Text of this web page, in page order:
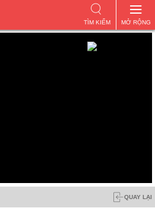
MỞ RỘNG
TÌM KIẾM
QUAY LẠI